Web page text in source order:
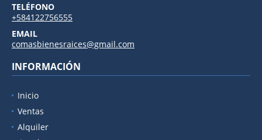
TELÉFONO
+584122756555
EMAIL
comasbienesraices@gmail.com
INFORMACIÓN
Inicio
Ventas
Alquiler